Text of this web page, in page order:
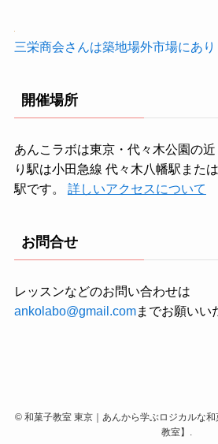
三栄商会さんは築地場外市場にあり
開催場所
あんこラボは東京・代々木公園の
り駅は小田急線 代々木八幡駅また
駅です。 詳しいアクセスについて
お問合せ
レッスンなどのお問い合わせは
ankolabo@gmail.comまでお願いい
©和菓子教室 東京｜あんから学ぶロジカルな
教室】.